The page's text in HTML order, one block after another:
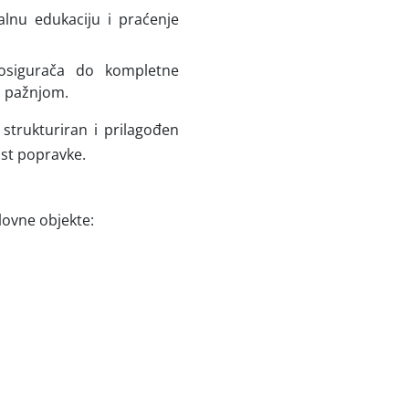
edukaciju i praćenje
do kompletne
i prilagođen
popravke.
objekte: